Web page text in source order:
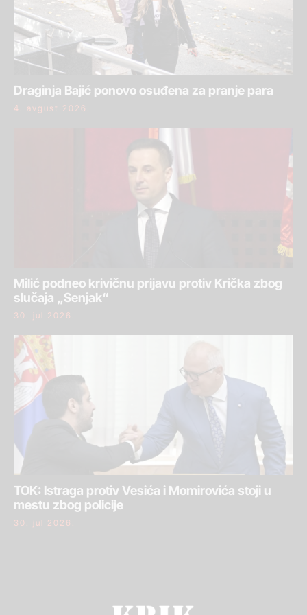
Draginja Bajić ponovo osuđena za pranje para
4. avgust 2026.
Milić podneo krivičnu prijavu protiv Krička zbog
slučaja „Senjak“
30. jul 2026.
TOK: Istraga protiv Vesića i Momirovića stoji u
mestu zbog policije
30. jul 2026.